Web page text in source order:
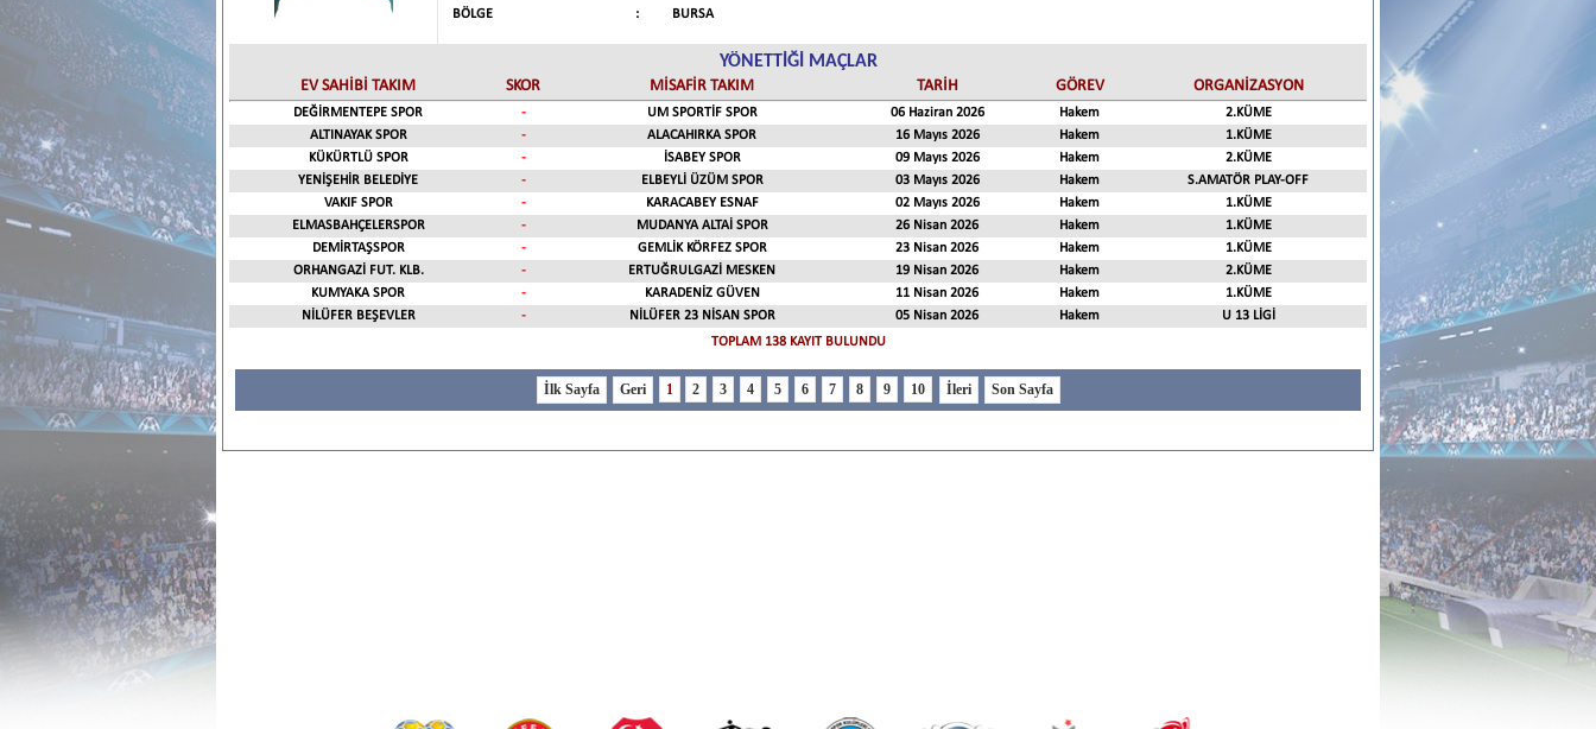
BÖLGE
: BURSA
YÖNETTİĞİ MAÇLAR
EV SAHİBİ TAKIM SKOR MİSAFİR TAKIM TARİH GÖREV ORGANİZASYON
DEĞİRMENTEPE SPOR - UM SPORTİF SPOR 06 Haziran 2026 Hakem
2.KÜME
ALTINAYAK SPOR
- ALACAHIRKA SPOR 16 Mayıs 2026 Hakem
1.KÜME
KÜKÜRTLÜ SPOR
- İSABEY SPOR 09 Mayıs 2026 Hakem
2.KÜME
YENİŞEHİR BELEDİYE
- ELBEYLİ ÜZÜM SPOR 03 Mayıs 2026 Hakem
S.AMATÖR PLAY-OFF
VAKIF SPOR
- KARACABEY ESNAF 02 Mayıs 2026 Hakem
1.KÜME
ELMASBAHÇELERSPOR
- MUDANYA ALTAİ SPOR 26 Nisan 2026 Hakem
1.KÜME
DEMİRTAŞSPOR
- GEMLİK KÖRFEZ SPOR 23 Nisan 2026 Hakem
1.KÜME
ORHANGAZİ FUT. KLB.
- ERTUĞRULGAZİ MESKEN 19 Nisan 2026 Hakem
2.KÜME
KUMYAKA SPOR
- KARADENİZ GÜVEN 11 Nisan 2026 Hakem
1.KÜME
NİLÜFER BEŞEVLER
- NİLÜFER 23 NİSAN SPOR 05 Nisan 2026 Hakem
U 13 LİGİ
TOPLAM 138 KAYIT BULUNDU
1 2 3 4 5 6 7 8 9 10